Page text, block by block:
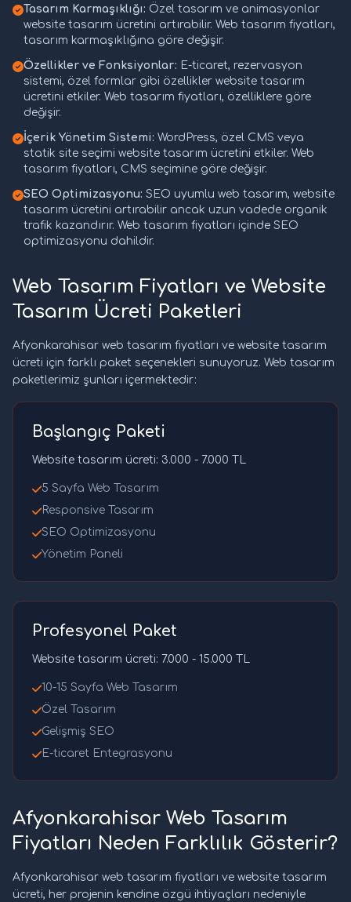
Tasarım Karmaşıklığı: Özel tasarım ve animasyonlar
website tasarım ücretini artırabilir. Web tasarım fiyatları,
tasarım karmaşıklığına göre değişir.
Özellikler ve Fonksiyonlar: E-ticaret, rezervasyon
sistemi, özel formlar gibi özellikler website tasarım
ücretini etkiler. Web tasarım fiyatları, özelliklere göre
değişir.
İçerik Yönetim Sistemi: WordPress, özel CMS veya
statik site seçimi website tasarım ücretini etkiler. Web
tasarım fiyatları, CMS seçimine göre değişir.
SEO Optimizasyonu: SEO uyumlu web tasarım, website
tasarım ücretini artırabilir ancak uzun vadede organik
trafik kazandırır. Web tasarım fiyatları içinde SEO
optimizasyonu dahildir.
Web Tasarım Fiyatları ve Website
Tasarım Ücreti Paketleri
Afyonkarahisar web tasarım fiyatları ve website tasarım
ücreti için farklı paket seçenekleri sunuyoruz. Web tasarım
paketlerimiz şunları içermektedir:
Başlangıç Paketi
Website tasarım ücreti: 3.000 - 7.000 TL
5 Sayfa Web Tasarım
Responsive Tasarım
SEO Optimizasyonu
Yönetim Paneli
Profesyonel Paket
Website tasarım ücreti: 7.000 - 15.000 TL
10-15 Sayfa Web Tasarım
Özel Tasarım
Gelişmiş SEO
E-ticaret Entegrasyonu
Afyonkarahisar Web Tasarım
Fiyatları Neden Farklılık Gösterir?
Afyonkarahisar web tasarım fiyatları ve website tasarım
ücreti, her projenin kendine özgü ihtiyaçları nedeniyle